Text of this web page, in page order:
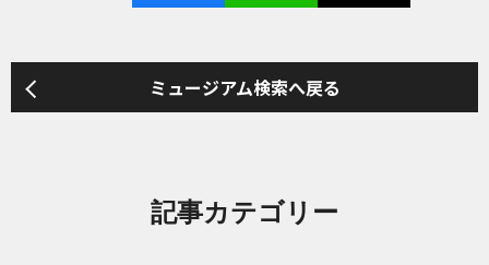
ミュージアム検索へ戻る
記事カテゴリー